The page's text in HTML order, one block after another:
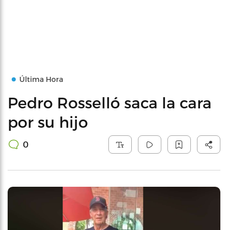
Última Hora
Pedro Rosselló saca la cara
por su hijo
0